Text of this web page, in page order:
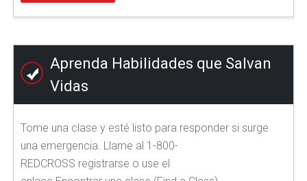
Aprenda Habilidades que Salvan
Vidas
Tome una clase y esté listo para responder si surge
una emergencia. Llame al 1-800-
REDCROSS registrarse o use el